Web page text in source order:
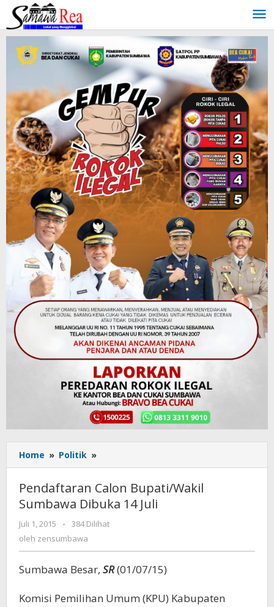
Lewati
konten
Home » Politik »
Calon
Bupati/Wakil
Sumbawa
Dibuka
14
Pendaftaran Calon Bupati/Wakil
Sumbawa Dibuka 14 Juli
Juli 1, 2015
oleh
zensumbawa
-
384 Dilihat
oleh zensumbawa
Sumbawa Besar, SR(01/07/15)
Komisi Pemilihan Umum (KPU) Kabupaten